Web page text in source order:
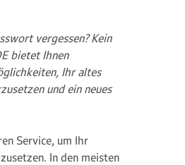
vergessen? Kein
bietet Ihnen
Ihr altes
und ein neues
Service, um Ihr
In den meisten